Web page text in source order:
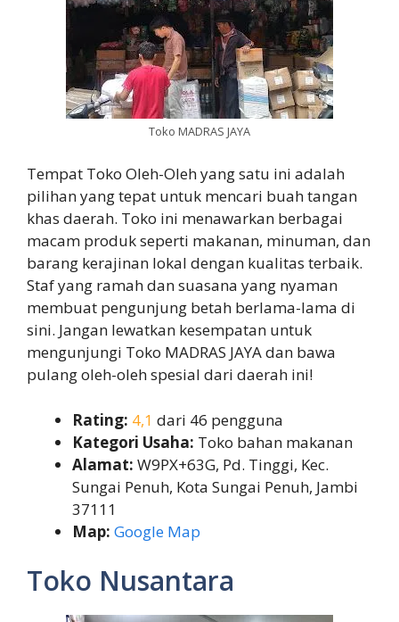
Toko MADRAS JAYA
Tempat Toko Oleh-Oleh yang satu ini adalah
pilihan yang tepat untuk mencari buah tangan
khas daerah. Toko ini menawarkan berbagai
macam produk seperti makanan, minuman, dan
barang kerajinan lokal dengan kualitas terbaik.
Staf yang ramah dan suasana yang nyaman
membuat pengunjung betah berlama-lama di
sini. Jangan lewatkan kesempatan untuk
mengunjungi Toko MADRAS JAYA dan bawa
pulang oleh-oleh spesial dari daerah ini!
Rating: 4,1 dari 46 pengguna
Kategori Usaha: Toko bahan makanan
Alamat: W9PX+63G, Pd. Tinggi, Kec.
Sungai Penuh, Kota Sungai Penuh, Jambi
37111
Map: Google Map
Toko Nusantara